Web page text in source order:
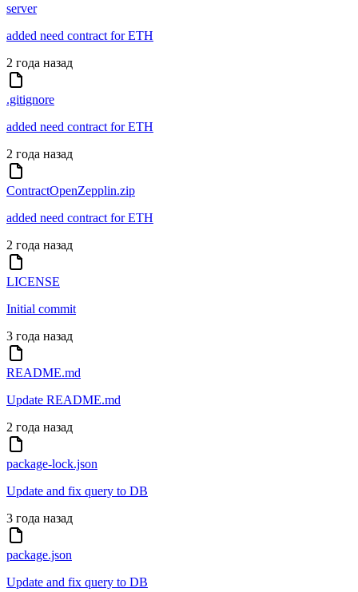
server
added need contract for ETH
2 года назад
.gitignore
added need contract for ETH
2 года назад
ContractOpenZepplin.zip
added need contract for ETH
2 года назад
LICENSE
Initial commit
3 года назад
README.md
Update README.md
2 года назад
package-lock.json
Update and fix query to DB
3 года назад
package.json
Update and fix query to DB